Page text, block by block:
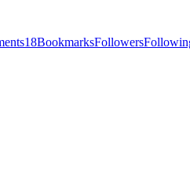
18BookmarksFollowers